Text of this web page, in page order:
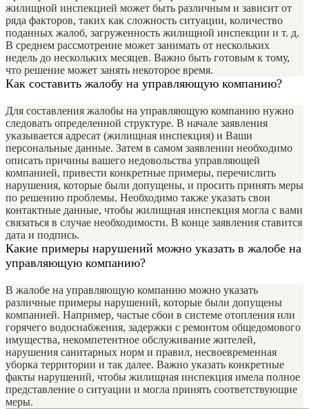
жилищной инспекцией может быть различным и зависит от
ряда факторов, таких как сложность ситуации, количество
поданных жалоб, загруженность жилищной инспекции и т. д.
В среднем рассмотрение может занимать от нескольких
недель до нескольких месяцев. Важно быть готовым к тому,
что решение может занять некоторое время.
Как составить жалобу на управляющую компанию?
Для составления жалобы на управляющую компанию нужно
следовать определенной структуре. В начале заявления
указывается адресат (жилищная инспекция) и Ваши
персональные данные. Затем в самом заявлении необходимо
описать причины вашего недовольства управляющей
компанией, привести конкретные примеры, перечислить
нарушения, которые были допущены, и просить принять меры
по решению проблемы. Необходимо также указать свои
контактные данные, чтобы жилищная инспекция могла с вами
связаться в случае необходимости. В конце заявления ставится
дата и подпись.
Какие примеры нарушений можно указать в жалобе на
управляющую компанию?
В жалобе на управляющую компанию можно указать
различные примеры нарушений, которые были допущены
компанией. Например, частые сбои в системе отопления или
горячего водоснабжения, задержки с ремонтом общедомового
имущества, некомпетентное обслуживание жителей,
нарушения санитарных норм и правил, несвоевременная
уборка территории и так далее. Важно указать конкретные
факты нарушений, чтобы жилищная инспекция имела полное
представление о ситуации и могла принять соответствующие
меры.